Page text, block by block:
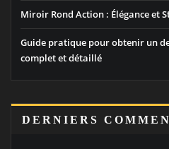
Miroir Rond Action : Élégance et
Guide pratique pour obtenir un
complet et détaillé
DERNIERS